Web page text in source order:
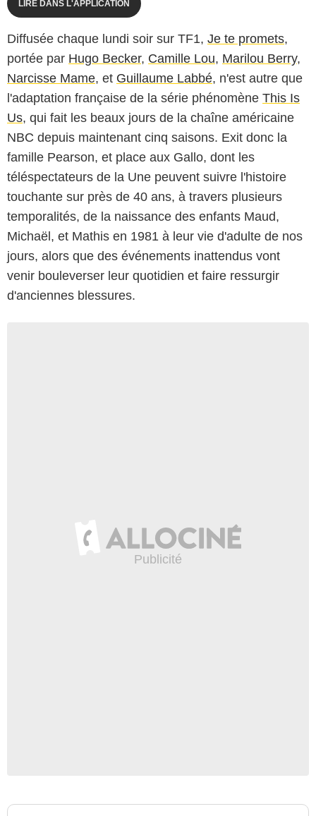
LIRE DANS L'APPLICATION
Diffusée chaque lundi soir sur TF1, Je te promets,
portée par Hugo Becker, Camille Lou, Marilou Berry,
Narcisse Mame, et Guillaume Labbé, n'est autre que
l'adaptation française de la série phénomène This Is
Us, qui fait les beaux jours de la chaîne américaine
NBC depuis maintenant cinq saisons. Exit donc la
famille Pearson, et place aux Gallo, dont les
téléspectateurs de la Une peuvent suivre l'histoire
touchante sur près de 40 ans, à travers plusieurs
temporalités, de la naissance des enfants Maud,
Michaël, et Mathis en 1981 à leur vie d'adulte de nos
jours, alors que des événements inattendus vont
venir bouleverser leur quotidien et faire ressurgir
d'anciennes blessures.